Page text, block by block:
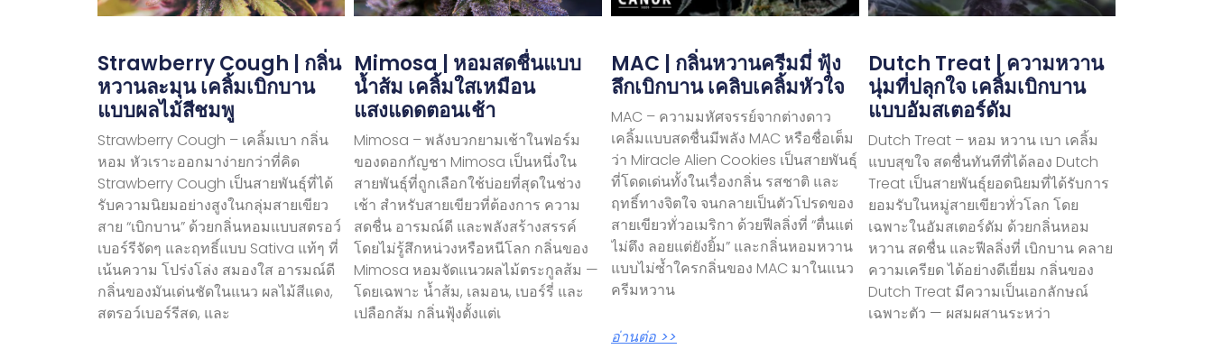
Strawberry Cough | กลิ่น
หวานละมุน เคลิ้มเบิกบาน
แบบผลไม้สีชมพู
Strawberry Cough – เคลิ้มเบา กลิ่น
หอม หัวเราะออกมาง่ายกว่าที่คิด
Strawberry Cough เป็นสายพันธุ์ที่ได้
รับความนิยมอย่างสูงในกลุ่มสายเขียว
สาย “เบิกบาน” ด้วยกลิ่นหอมแบบสตรอว์
เบอร์รีจัดๆ และฤทธิ์แบบ Sativa แท้ๆ ที่
เน้นความ โปร่งโล่ง สมองใส อารมณ์ดี
กลิ่นของมันเด่นชัดในแนว ผลไม้สีแดง,
สตรอว์เบอร์รีสด, และ
Mimosa | หอมสดชื่นแบบ
น้ำส้ม เคลิ้มใสเหมือน
แสงแดดตอนเช้า
Mimosa – พลังบวกยามเช้าในฟอร์ม
ของดอกกัญชา Mimosa เป็นหนึ่งใน
สายพันธุ์ที่ถูกเลือกใช้บ่อยที่สุดในช่วง
เช้า สำหรับสายเขียวที่ต้องการ ความ
สดชื่น อารมณ์ดี และพลังสร้างสรรค์
โดยไม่รู้สึกหน่วงหรือหนีโลก กลิ่นของ
Mimosa หอมจัดแนวผลไม้ตระกูลส้ม —
โดยเฉพาะ น้ำส้ม, เลมอน, เบอร์รี่ และ
เปลือกส้ม กลิ่นฟุ้งตั้งแต่เ
MAC | กลิ่นหวานครีมมี่ ฟุ้ง
ลึกเบิกบาน เคลิบเคลิ้มหัวใจ
MAC – ความมหัศจรรย์จากต่างดาว
เคลิ้มแบบสดชื่นมีพลัง MAC หรือชื่อเต็ม
ว่า Miracle Alien Cookies เป็นสายพันธุ์
ที่โดดเด่นทั้งในเรื่องกลิ่น รสชาติ และ
ฤทธิ์ทางจิตใจ จนกลายเป็นตัวโปรดของ
สายเขียวทั่วอเมริกา ด้วยฟีลลิ่งที่ “ตื่นแต่
ไม่ตึง ลอยแต่ยังยิ้ม” และกลิ่นหอมหวาน
แบบไม่ซ้ำใครกลิ่นของ MAC มาในแนว
ครีมหวาน
อ่านต่อ >>
Dutch Treat | ความหวาน
นุ่มที่ปลุกใจ เคลิ้มเบิกบาน
แบบอัมสเตอร์ดัม
Dutch Treat – หอม หวาน เบา เคลิ้ม
แบบสุขใจ สดชื่นทันทีที่ได้ลอง Dutch
Treat เป็นสายพันธุ์ยอดนิยมที่ได้รับการ
ยอมรับในหมู่สายเขียวทั่วโลก โดย
เฉพาะในอัมสเตอร์ดัม ด้วยกลิ่นหอม
หวาน สดชื่น และฟีลลิ่งที่ เบิกบาน คลาย
ความเครียด ได้อย่างดีเยี่ยม กลิ่นของ
Dutch Treat มีความเป็นเอกลักษณ์
เฉพาะตัว — ผสมผสานระหว่า